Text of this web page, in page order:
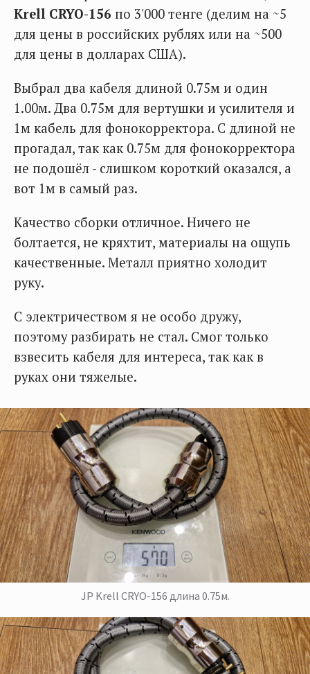
Krell CRYO-156 по 3'000 тенге (делим на ~5
для цены в российских рублях или на ~500
для цены в долларах США).
Выбрал два кабеля длиной 0.75м и один
1.00м. Два 0.75м для вертушки и усилителя и
1м кабель для фонокорректора. С длиной не
прогадал, так как 0.75м для фонокорректора
не подошёл - слишком короткий оказался, а
вот 1м в самый раз.
Качество сборки отличное. Ничего не
болтается, не кряхтит, материалы на ощупь
качественные. Металл приятно холодит
руку.
С электричеством я не особо дружу,
поэтому разбирать не стал. Смог только
взвесить кабеля для интереса, так как в
руках они тяжелые.
JP Krell CRYO-156 длина 0.75м.